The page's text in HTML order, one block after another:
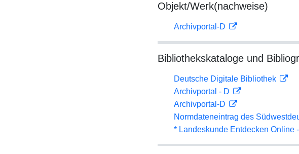
Objekt/Werk(nachweise)
Archivportal-D
Bibliothekskataloge und
Deutsche Digitale Bibliothek
Archivportal - D
Archivportal-D
Normdateneintrag des
* Landeskunde Entdecken Online